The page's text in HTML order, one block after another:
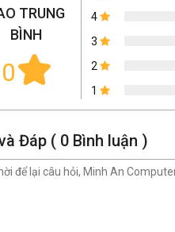
TRUNG
BÌNH
0
4
3
2
1
Đáp ( 0 Bình luận )